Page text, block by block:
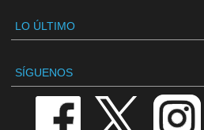
LO ÚLTIMO
SÍGUENOS